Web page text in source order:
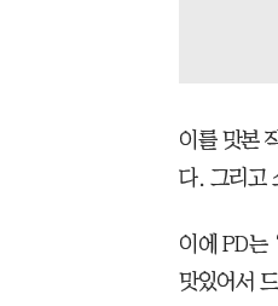
이를 맛본
다. 그리고
이에 PD는
맛있어서